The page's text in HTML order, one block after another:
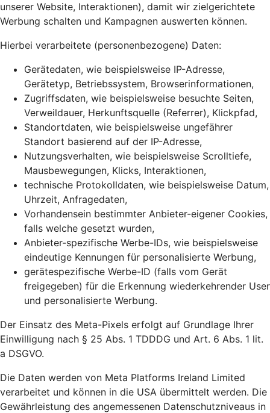
unserer Website, Interaktionen), damit wir zielgerichtete
Werbung schalten und Kampagnen auswerten können.
Hierbei verarbeitete (personenbezogene) Daten:
Gerätedaten, wie beispielsweise IP-Adresse,
Gerätetyp, Betriebssystem, Browserinformationen,
Zugriffsdaten, wie beispielsweise besuchte Seiten,
Verweildauer, Herkunftsquelle (Referrer), Klickpfad,
Standortdaten, wie beispielsweise ungefährer
Standort basierend auf der IP-Adresse,
Nutzungsverhalten, wie beispielsweise Scrolltiefe,
Mausbewegungen, Klicks, Interaktionen,
technische Protokolldaten, wie beispielsweise Datum,
Uhrzeit, Anfragedaten,
Vorhandensein bestimmter Anbieter-eigener Cookies,
falls welche gesetzt wurden,
Anbieter-spezifische Werbe-IDs, wie beispielsweise
eindeutige Kennungen für personalisierte Werbung,
gerätespezifische Werbe-ID (falls vom Gerät
freigegeben) für die Erkennung wiederkehrender User
und personalisierte Werbung.
Der Einsatz des Meta-Pixels erfolgt auf Grundlage Ihrer
Einwilligung nach § 25 Abs. 1 TDDDG und Art. 6 Abs. 1 lit.
a DSGVO.
Die Daten werden von Meta Platforms Ireland Limited
verarbeitet und können in die USA übermittelt werden. Die
Gewährleistung des angemessenen Datenschutzniveaus in